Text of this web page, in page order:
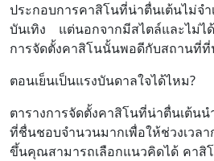
ประกอบการคาสิโนที่น่าตื่นเต้นไม่จ
บันเทิง แต่นอกจากมีสไตล์และไม่ไ
การจัดตั้งคาสิโนนั้นพอดีกับสถานที่
ตอนเย็นเป็นแรงบันดาลใจได้ไหม?
ตารางการจัดตั้งคาสิโนที่น่าตื่นเต้น
ที่ชื่นชอบจำนวนมากเพื่อให้ช่วงเวล
ขึ้นคุณสามารถเลือกแนวคิดได้ คาสิ